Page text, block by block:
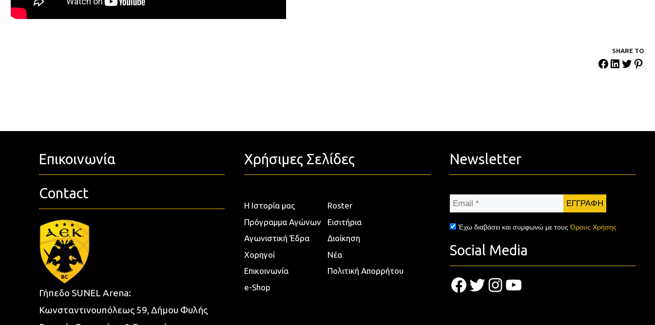
SHARE ΤΟ
Επικοινωνία
Contact
Γήπεδο SUNEL Arena:
Κωνσταντινουπόλεως 59, Δήμου Φυλής
Χρήσιμες Σελίδες
Η Ιστορία μας
Roster
Πρόγραμμα Αγώνων
Εισιτήρια
Αγωνιστική Έδρα
Διοίκηση
Χορηγοί
Νέα
Επικοινωνία
Πολιτική Απορρήτου
e-Shop
Newsletter
Email
Έχω διαβάσει και συμφωνώ με τουςΌρους Χρήσης
Social Media
Facebook
TwitterInstagram
YouTube